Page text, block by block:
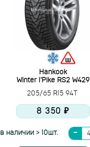
Hankook
Winter I'Pike RS2 W429
205/65 R15 94T
8 350 ₽
в наличии > 10шт.